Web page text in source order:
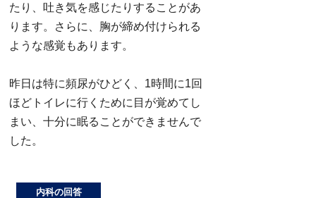
たり、吐き気を感じたりすることがあ
ります。さらに、胸が締め付けられる
ような感覚もあります。
昨日は特に頻尿がひどく、1時間に1回
ほどトイレに行くために目が覚めてし
まい、十分に眠ることができませんで
した。
内科の回答